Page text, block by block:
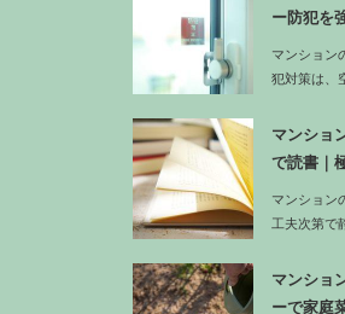
ー防犯を
に狙われ
マンション
犯対策は、
ず…
マンショ
で読書｜
間にする
マンション
工夫次第で
…
マンショ
ーで家庭